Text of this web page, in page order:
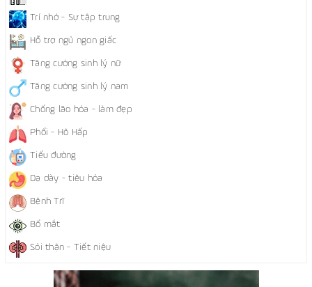
Trí nhớ - Sự tập trung
Hỗ trợ ngủ ngon giấc
Tăng cường sinh lý nữ
Tăng cường sinh lý nam
Chống lão hóa - làm đẹp
Phổi - Hô Hấp
Tiểu đường
Dạ dày - tiêu hóa
Bệnh Trĩ
Bổ mắt
Sỏi thận - Tiết niệu